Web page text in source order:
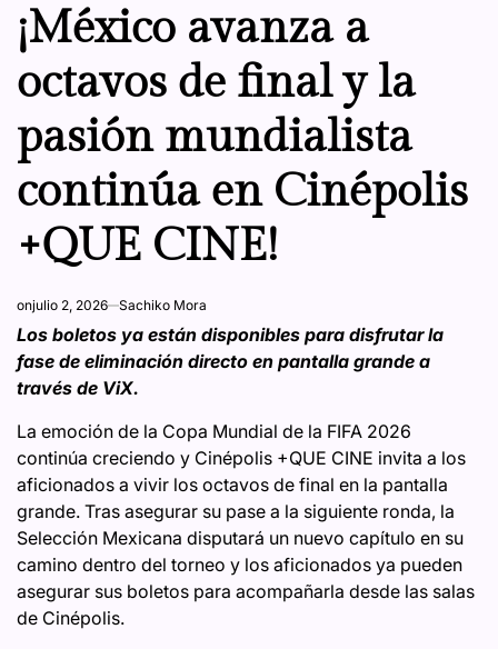
¡México avanza a
octavos de final y la
pasión mundialista
continúa en Cinépolis
+QUE CINE!
onjulio 2, 2026 Sachiko Mora
Los boletos ya están disponibles para disfrutar la
fase de eliminación directo en pantalla grande a
través de ViX.
La emoción de la Copa Mundial de la FIFA 2026
continúa creciendo y Cinépolis +QUE CINE invita a los
aficionados a vivir los octavos de final en la pantalla
grande. Tras asegurar su pase a la siguiente ronda, la
Selección Mexicana disputará un nuevo capítulo en su
camino dentro del torneo y los aficionados ya pueden
asegurar sus boletos para acompañarla desde las salas
de Cinépolis.